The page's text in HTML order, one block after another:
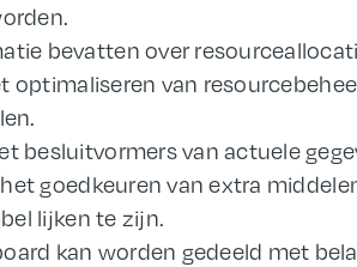
bevatten over
van
besluitvormers van actuele
goedkeuren van extra
lijken te zijn.
kan worden gedeeld met